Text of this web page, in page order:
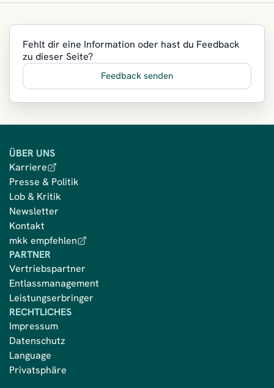
Fehlt dir eine Information oder hast du Feedback
zu dieser Seite?
Feedback senden
ÜBER UNS
Karriere
Presse & Politik
Lob & Kritik
Newsletter
Kontakt
mkk empfehlen
PARTNER
Vertriebspartner
Entlassmanagement
Leistungserbringer
RECHTLICHES
Impressum
Datenschutz
Language
Privatsphäre